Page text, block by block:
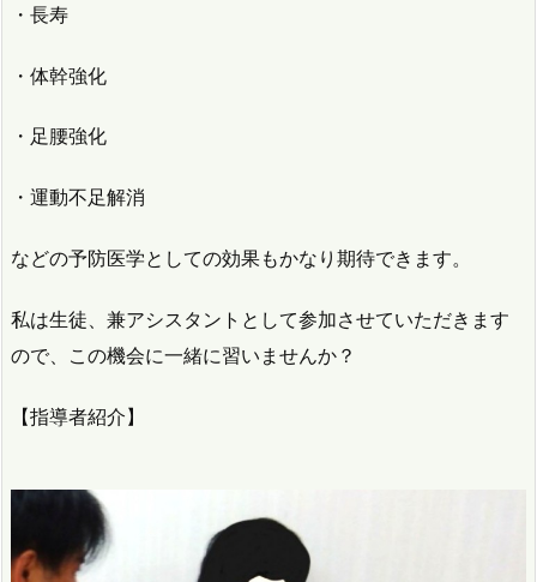
・長寿
・体幹強化
・足腰強化
・運動不足解消
などの予防医学としての効果もかなり期待できます。
私は生徒、兼アシスタントとして参加させていただきます
ので、この機会に一緒に習いませんか？
【指導者紹介】